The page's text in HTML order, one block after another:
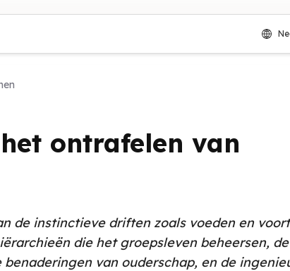
ontrafelen van
de instinctieve driften zoals voeden en
die het groepsleven beheersen,
van ouderschap, en de